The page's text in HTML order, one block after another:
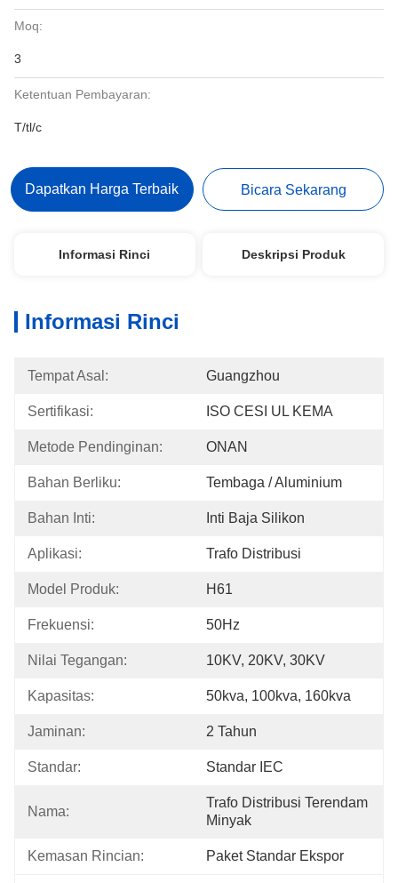
Moq:
3
Ketentuan Pembayaran:
T/tl/c
Dapatkan Harga Terbaik Bicara Sekarang
Informasi Rinci Deskripsi Produk
Informasi Rinci
Tempat Asal: Guangzhou
Sertifikasi: ISO CESI UL KEMA
Metode Pendinginan: ONAN
Bahan Berliku: Tembaga / Aluminium
Bahan Inti: Inti Baja Silikon
Aplikasi: Trafo Distribusi
Model Produk: H61
Frekuensi: 50Hz
Nilai Tegangan: 10KV, 20KV, 30KV
Kapasitas: 50kva, 100kva, 160kva
Jaminan: 2 Tahun
Standar: Standar IEC
Nama:
Trafo Distribusi Terendam
Minyak
Kemasan Rincian: Paket Standar Ekspor